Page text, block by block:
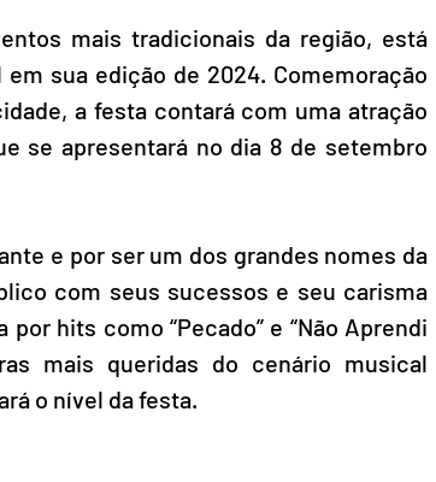
mais tradicionais da região, está
sua edição de 2024. Comemoração
a festa contará com uma atração
se apresentará no dia 8 de setembro
e por ser um dos grandes nomes da
com seus sucessos e seu carisma
hits como “Pecado” e “Não Aprendi
mais queridas do cenário musical
o nível da festa.